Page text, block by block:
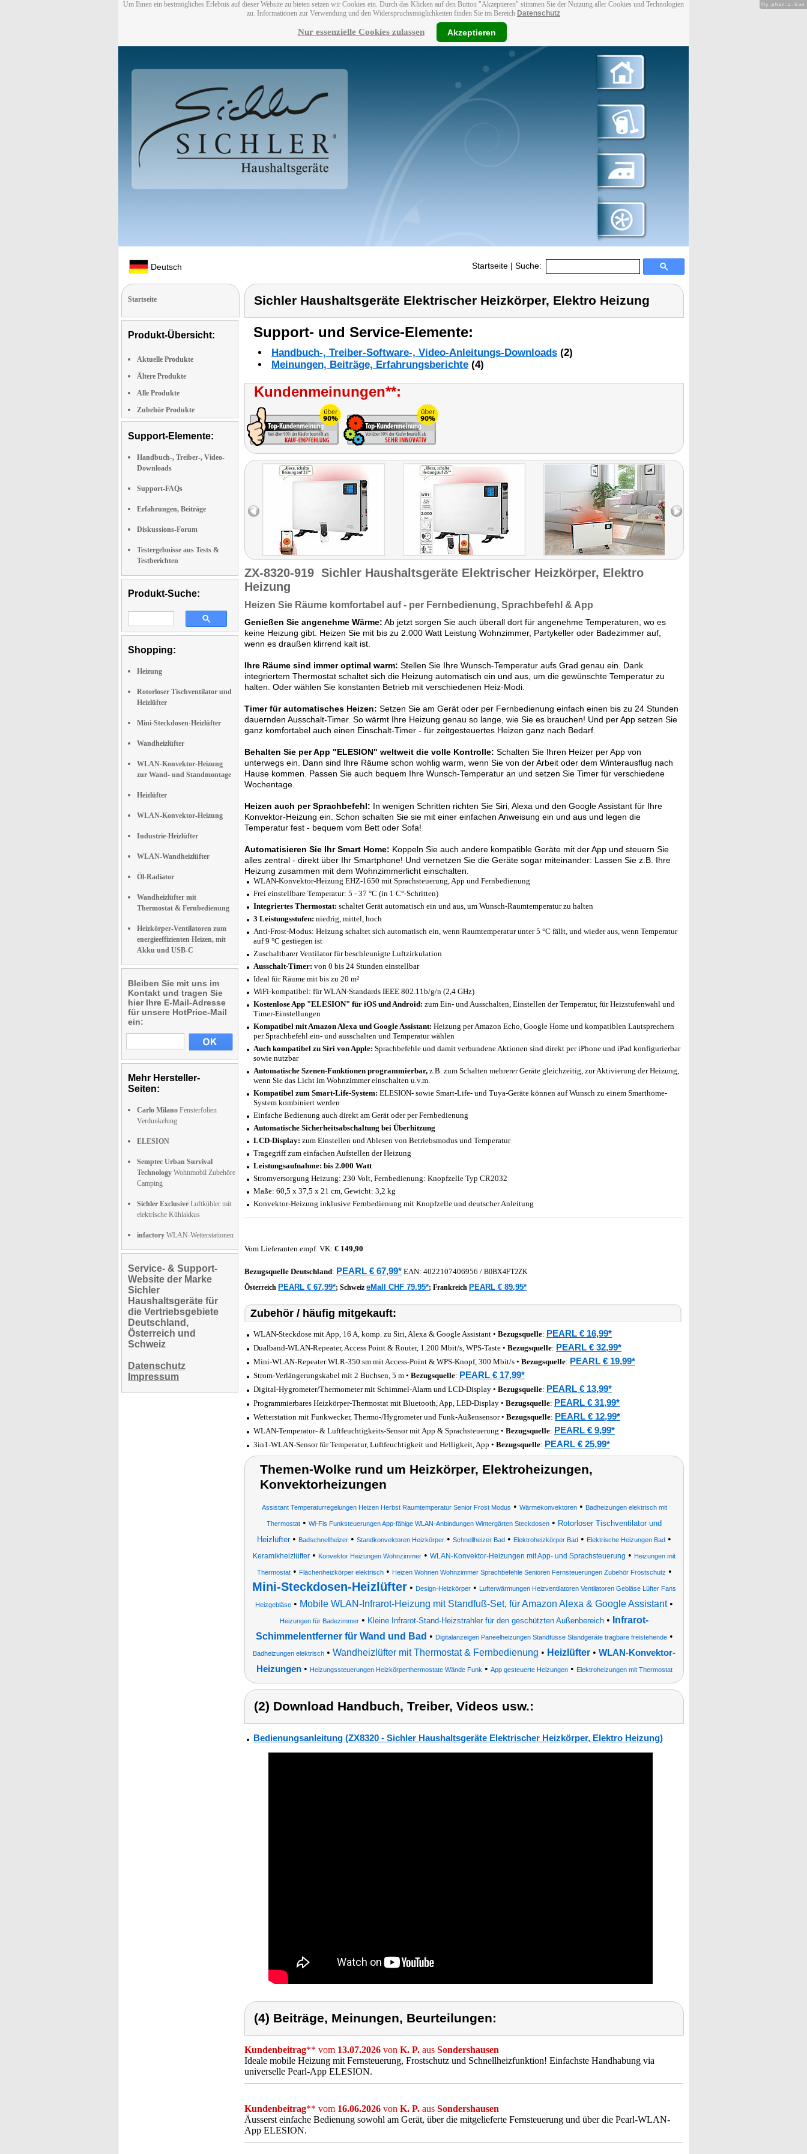
Um Ihnen ein bestmögliches Erlebnis auf dieser Website zu bieten setzen wir Cookies ein. Durch das Klicken auf den Button "Akzeptieren" stimmen Sie der Nutzung aller Cookies und Technologien
zu. Informationen zur Verwendung und den Widerspruchsmöglichkeiten finden Sie im Bereich Datenschutz
Nur essenzielle Cookies zulassen Akzeptieren
Deutsch Startseite | Suche:
Startseite
Produkt-Übersicht:
Aktuelle Produkte
Ältere Produkte
Alle Produkte
Zubehör Produkte
Support-Elemente:
Handbuch-, Treiber-, Video-
Downloads
Support-FAQs
Erfahrungen, Beiträge
Diskussions-Forum
Testergebnisse aus Tests &
Testberichten
Produkt-Suche:
Shopping:
Heizung
Rotorloser Tischventilator und
Heizlüfter
Mini-Steckdosen-Heizlüfter
Wandheizlüfter
WLAN-Konvektor-Heizung
zur Wand- und Standmontage
Heizlüfter
WLAN-Konvektor-Heizung
Industrie-Heizlüfter
WLAN-Wandheizlüfter
Öl-Radiator
Wandheizlüfter mit
Thermostat & Fernbedienung
Heizkörper-Ventilatoren zum
energieeffizienten Heizen, mit
Akku und USB-C
Bleiben Sie mit uns im
Kontakt und tragen Sie
hier Ihre E-Mail-Adresse
für unsere HotPrice-Mail
ein:
Mehr Hersteller-
Seiten:
Carlo Milano Fensterfolien
Verdunkelung
ELESION
Semptec Urban Survival
Technology Wohnmobil Zubehöre
Camping
Sichler Exclusive Luftkühler mit
elektrische Kühlakkus
infactory WLAN-Wetterstationen
Service- & Support-
Website der Marke
Sichler
Haushaltsgeräte für
die Vertriebsgebiete
Deutschland,
Österreich und
Schweiz
Datenschutz
Impressum
Sichler Haushaltsgeräte Elektrischer Heizkörper, Elektro Heizung
Support- und Service-Elemente:
Handbuch-, Treiber-Software-, Video-Anleitungs-Downloads (2)
Meinungen, Beiträge, Erfahrungsberichte (4)
Kundenmeinungen**:
ZX-8320-919 Sichler Haushaltsgeräte Elektrischer Heizkörper, Elektro
Heizung
Heizen Sie Räume komfortabel auf - per Fernbedienung, Sprachbefehl & App
Genießen Sie angenehme Wärme: Ab jetzt sorgen Sie auch überall dort für angenehme Temperaturen, wo es
keine Heizung gibt. Heizen Sie mit bis zu 2.000 Watt Leistung Wohnzimmer, Partykeller oder Badezimmer auf,
wenn es draußen klirrend kalt ist.
Ihre Räume sind immer optimal warm: Stellen Sie Ihre Wunsch-Temperatur aufs Grad genau ein. Dank
integriertem Thermostat schaltet sich die Heizung automatisch ein und aus, um die gewünschte Temperatur zu
halten. Oder wählen Sie konstanten Betrieb mit verschiedenen Heiz-Modi.
Timer für automatisches Heizen: Setzen Sie am Gerät oder per Fernbedienung einfach einen bis zu 24 Stunden
dauernden Ausschalt-Timer. So wärmt Ihre Heizung genau so lange, wie Sie es brauchen! Und per App setzen Sie
ganz komfortabel auch einen Einschalt-Timer - für zeitgesteuertes Heizen ganz nach Bedarf.
Behalten Sie per App "ELESION" weltweit die volle Kontrolle: Schalten Sie Ihren Heizer per App von
unterwegs ein. Dann sind Ihre Räume schon wohlig warm, wenn Sie von der Arbeit oder dem Winterausflug nach
Hause kommen. Passen Sie auch bequem Ihre Wunsch-Temperatur an und setzen Sie Timer für verschiedene
Wochentage.
Heizen auch per Sprachbefehl: In wenigen Schritten richten Sie Siri, Alexa und den Google Assistant für Ihre
Konvektor-Heizung ein. Schon schalten Sie sie mit einer einfachen Anweisung ein und aus und legen die
Temperatur fest - bequem vom Bett oder Sofa!
Automatisieren Sie Ihr Smart Home: Koppeln Sie auch andere kompatible Geräte mit der App und steuern Sie
alles zentral - direkt über Ihr Smartphone! Und vernetzen Sie die Geräte sogar miteinander: Lassen Sie z.B. Ihre
Heizung zusammen mit dem Wohnzimmerlicht einschalten.
WLAN-Konvektor-Heizung EHZ-1650 mit Sprachsteuerung, App und Fernbedienung
Frei einstellbare Temperatur: 5 - 37 °C (in 1 C°-Schritten)
Integriertes Thermostat: schaltet Gerät automatisch ein und aus, um Wunsch-Raumtemperatur zu halten
3 Leistungsstufen: niedrig, mittel, hoch
Anti-Frost-Modus: Heizung schaltet sich automatisch ein, wenn Raumtemperatur unter 5 °C fällt, und wieder aus, wenn Temperatur
auf 9 °C gestiegen ist
Zuschaltbarer Ventilator für beschleunigte Luftzirkulation
Ausschalt-Timer: von 0 bis 24 Stunden einstellbar
Ideal für Räume mit bis zu 20 m²
WiFi-kompatibel: für WLAN-Standards IEEE 802.11b/g/n (2,4 GHz)
Kostenlose App "ELESION" für iOS und Android: zum Ein- und Ausschalten, Einstellen der Temperatur, für Heizstufenwahl und
Timer-Einstellungen
Kompatibel mit Amazon Alexa und Google Assistant: Heizung per Amazon Echo, Google Home und kompatiblen Lautsprechern
per Sprachbefehl ein- und ausschalten und Temperatur wählen
Auch kompatibel zu Siri von Apple: Sprachbefehle und damit verbundene Aktionen sind direkt per iPhone und iPad konfigurierbar
sowie nutzbar
Automatische Szenen-Funktionen programmierbar, z.B. zum Schalten mehrerer Geräte gleichzeitig, zur Aktivierung der Heizung,
wenn Sie das Licht im Wohnzimmer einschalten u.v.m.
Kompatibel zum Smart-Life-System: ELESION- sowie Smart-Life- und Tuya-Geräte können auf Wunsch zu einem Smarthome-
System kombiniert werden
Einfache Bedienung auch direkt am Gerät oder per Fernbedienung
Automatische Sicherheitsabschaltung bei Überhitzung
LCD-Display: zum Einstellen und Ablesen von Betriebsmodus und Temperatur
Tragegriff zum einfachen Aufstellen der Heizung
Leistungsaufnahme: bis 2.000 Watt
Stromversorgung Heizung: 230 Volt, Fernbedienung: Knopfzelle Typ CR2032
Maße: 60,5 x 37,5 x 21 cm, Gewicht: 3,2 kg
Konvektor-Heizung inklusive Fernbedienung mit Knopfzelle und deutscher Anleitung
Vom Lieferanten empf. VK: € 149,90
Bezugsquelle Deutschland: PEARL € 67,99* EAN: 4022107406956 / B0BX4FT2ZK
Österreich PEARL € 67,99*; Schweiz eMall CHF 79.95*; Frankreich PEARL € 89,95*
Zubehör / häufig mitgekauft:
WLAN-Steckdose mit App, 16 A, komp. zu Siri, Alexa & Google Assistant • Bezugsquelle: PEARL € 16,99*
Dualband-WLAN-Repeater, Access Point & Router, 1.200 Mbit/s, WPS-Taste • Bezugsquelle: PEARL € 32,99*
Mini-WLAN-Repeater WLR-350.sm mit Access-Point & WPS-Knopf, 300 Mbit/s • Bezugsquelle: PEARL € 19,99*
Strom-Verlängerungskabel mit 2 Buchsen, 5 m • Bezugsquelle: PEARL € 17,99*
Digital-Hygrometer/Thermometer mit Schimmel-Alarm und LCD-Display • Bezugsquelle: PEARL € 13,99*
Programmierbares Heizkörper-Thermostat mit Bluetooth, App, LED-Display • Bezugsquelle: PEARL € 31,99*
Wetterstation mit Funkwecker, Thermo-/Hygrometer und Funk-Außensensor • Bezugsquelle: PEARL € 12,99*
WLAN-Temperatur- & Luftfeuchtigkeits-Sensor mit App & Sprachsteuerung • Bezugsquelle: PEARL € 9,99*
3in1-WLAN-Sensor für Temperatur, Luftfeuchtigkeit und Helligkeit, App • Bezugsquelle: PEARL € 25,99*
Themen-Wolke rund um Heizkörper, Elektroheizungen,
Konvektorheizungen
Assistant Temperaturregelungen Heizen Herbst Raumtemperatur Senior Frost Modus • Wärmekonvektoren• Badheizungen elektrisch mit
Thermostat • Wi-Fis Funksteuerungen App-fähige WLAN-Anbindungen Wintergärten Steckdosen • Rotorloser Tischventilator und
Heizlüfter• Badschnellheizer • Standkonvektoren Heizkörper • Schnellheizer Bad • Elektroheizkörper Bad • Elektrische Heizungen Bad •
Keramikheizlüfter • Konvektor Heizungen Wohnzimmer • WLAN-Konvektor-Heizungen mit App- und Sprachsteuerung • Heizungen mit
Thermostat• Flächenheizkörper elektrisch• Heizen Wohnen Wohnzimmer Sprachbefehle Senioren Fernsteuerungen Zubehör Frostschutz •
Mini-Steckdosen-Heizlüfter • Design-Heizkörper • Lufterwärmungen Heizventilatoren Ventilatoren Gebläse Lüfter Fans
Heizgebläse • Mobile WLAN-Infrarot-Heizung mit Standfuß-Set, für Amazon Alexa & Google Assistant•
Heizungen für Badezimmer • Kleine Infrarot-Stand-Heizstrahler für den geschützten Außenbereich • Infrarot-
Schimmelentferner für Wand und Bad • Digitalanzeigen Paneelheizungen Standfüsse Standgeräte tragbare freistehende•
Badheizungen elektrisch • Wandheizlüfter mit Thermostat & Fernbedienung • Heizlüfter • WLAN-Konvektor-
Heizungen• Heizungssteuerungen Heizkörperthermostate Wände Funk • App gesteuerte Heizungen• Elektroheizungen mit Thermostat
(2) Download Handbuch, Treiber, Videos usw.:
Bedienungsanleitung (ZX8320 - Sichler Haushaltsgeräte Elektrischer Heizkörper, Elektro Heizung)
(4) Beiträge, Meinungen, Beurteilungen:
Kundenbeitrag** vom 13.07.2026 von K. P. aus Sondershausen
Ideale mobile Heizung mit Fernsteuerung, Frostschutz und Schnellheizfunktion! Einfachste Handhabung via
universelle Pearl-App ELESION.
Kundenbeitrag** vom 16.06.2026 von K. P. aus Sondershausen
Äusserst einfache Bedienung sowohl am Gerät, über die mitgelieferte Fernsteuerung und über die Pearl-WLAN-
App ELESION.
Hy-phen-a-tion